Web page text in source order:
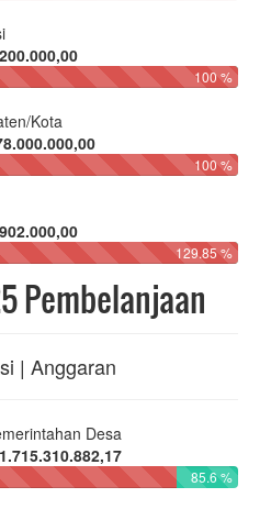
100 %
Kota
100 %
129.85 %
Pembelanjaan
| Anggaran
Desa
85.6 %